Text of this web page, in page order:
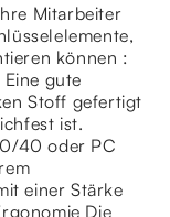
Mitarbeiter
können :
gute
Stoff gefertigt
ist.
40 oder PC
einer Stärke
Die